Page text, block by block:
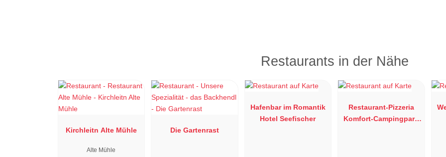
Restaurants in der Nähe
Kirchleitn Alte Mühle
Alte Mühle
Die Gartenrast
Hafenbar im Romantik
Hotel Seefischer
Restaurant-Pizzeria
Komfort-Campingpark